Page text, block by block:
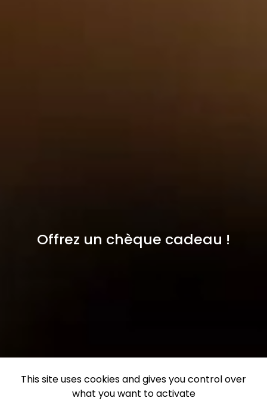
Offrez un chèque cadeau !
This site uses cookies and gives you control over
what you want to activate